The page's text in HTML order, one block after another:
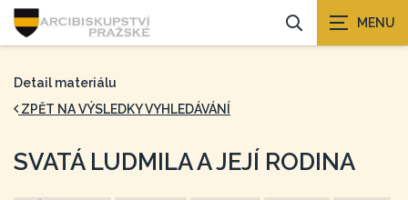
Detail materiálu
ZPĚT NA VÝSLEDKY VYHLEDÁVÁNÍ
SVATÁ LUDMILA A JEJÍ RODINA